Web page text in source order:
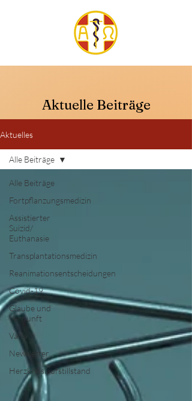
Aktuelle Beiträge
Aktuelles
Alle Beiträge
Fortpflanzungsmedizin
Assistierter
Suizid/
Euthanasie
Transplantationsmedizin
Reanimationsentscheidungen
Covid-19
Glaube und
Vernunft
Varia
Newsletter
Herzkreislaufstillstand
Alle Beiträge